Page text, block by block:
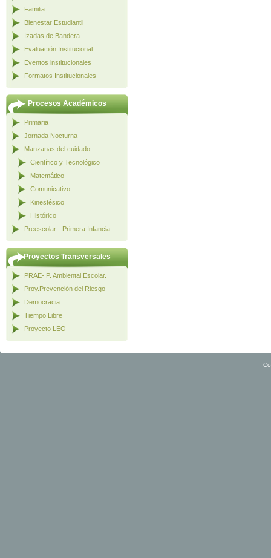
Familia
Bienestar Estudiantil
Izadas de Bandera
Evaluación Institucional
Eventos institucionales
Formatos Institucionales
Procesos Académicos
Primaria
Jornada Nocturna
Manzanas del cuidado
Científico y Tecnológico
Matemático
Comunicativo
Kinestésico
Histórico
Preescolar - Primera Infancia
Proyectos Transversales
PRAE- P. Ambiental Escolar.
Proy.Prevención del Riesgo
Democracia
Tiempo Libre
Proyecto LEO